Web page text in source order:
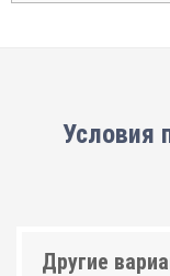
Условия
Другие